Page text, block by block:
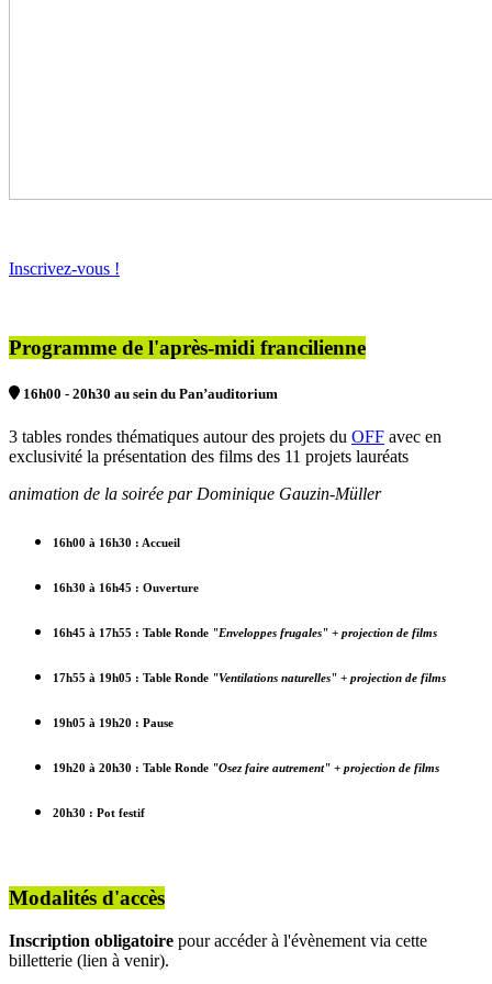
Inscrivez-vous !
Programme de l'après-midi francilienne
16h00 - 20h30 au sein du Pan’auditorium
3 tables rondes thématiques autour des projets du OFF avec en
exclusivité la présentation des films des 11 projets lauréats
animation de la soirée par Dominique Gauzin-Müller
16h00 à 16h30 : Accueil
16h30 à 16h45 : Ouverture
16h45 à 17h55 : Table Ronde "Enveloppes frugales" + projection de films
17h55 à 19h05 : Table Ronde "Ventilations naturelles" + projection de films
19h05 à 19h20 : Pause
19h20 à 20h30 : Table Ronde "Osez faire autrement" + projection de films
20h30 : Pot festif
Modalités d'accès
Inscription obligatoire pour accéder à l'évènement via cette
billetterie (lien à venir).